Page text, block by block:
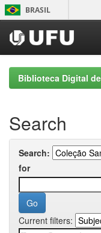
Skip
navigation
BRASIL
Biblioteca Digital
Search
Search:
for
Current filters: